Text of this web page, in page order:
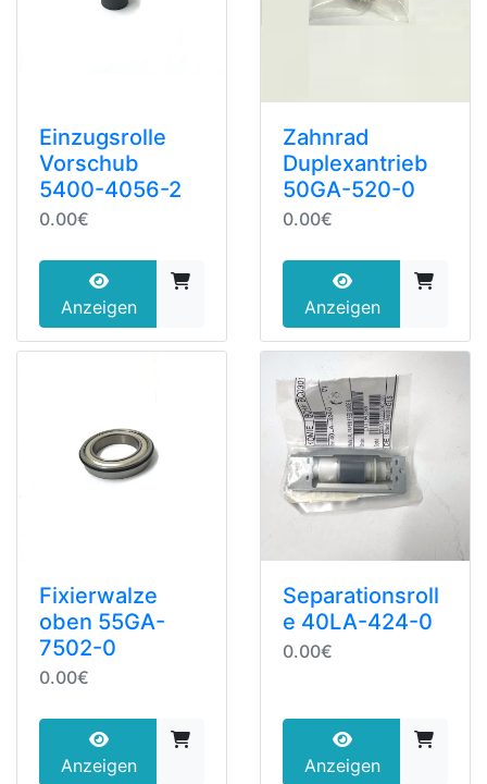
Einzugsrolle
Vorschub
5400-4056-2
0.00€
Anzeigen
Zahnrad
Duplexantrieb
50GA-520-0
0.00€
Anzeigen
Fixierwalze
oben 55GA-
7502-0
0.00€
Anzeigen
Separationsroll
e 40LA-424-0
0.00€
Anzeigen